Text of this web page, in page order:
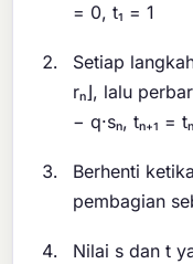
= 0, t₁ = 1
Setiap
rₙ⌋, lalu
− q·sₙ, tₙ₊₁ =
Berhenti
pembagian
Nilai s dan t